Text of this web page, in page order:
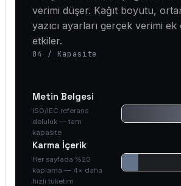
verimi düşer. Kağıt boyutu,
yazıcı ayarları gerçek verimi
etkiler.
04 / Kapasite
Metin Belgesi
ISO/IEC referans
doluluk — tam
kapasite
Karma İçerik
Her sayfada %20
kaplama — 4× daha
hızlı tüketim